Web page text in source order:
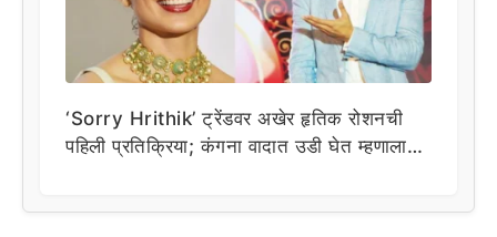
‘Sorry Hrithik’ ट्रेंडवर अखेर हृतिक रोशनची
पहिली प्रतिक्रिया; कंगना वादात उडी घेत म्हणाला…